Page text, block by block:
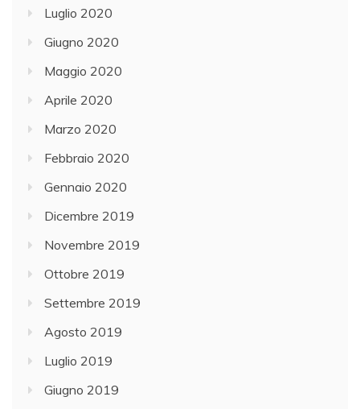
Luglio 2020
Giugno 2020
Maggio 2020
Aprile 2020
Marzo 2020
Febbraio 2020
Gennaio 2020
Dicembre 2019
Novembre 2019
Ottobre 2019
Settembre 2019
Agosto 2019
Luglio 2019
Giugno 2019